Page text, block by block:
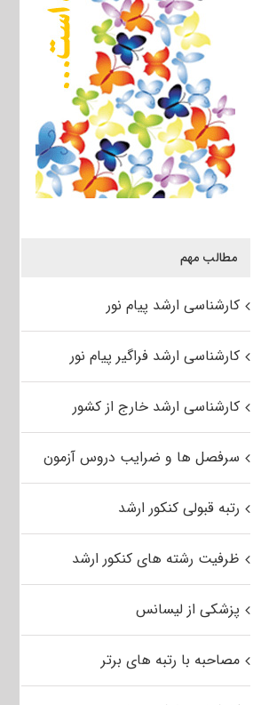
مطالب مهم
کارشناسی ارشد پیام نور
کارشناسی ارشد فراگیر پیام نور
کارشناسی ارشد خارج از کشور
سرفصل ها و ضرایب دروس آزمون
رتبه قبولی کنکور ارشد
ظرفیت رشته های کنکور ارشد
پزشکی از لیسانس
مصاحبه با رتبه های برتر